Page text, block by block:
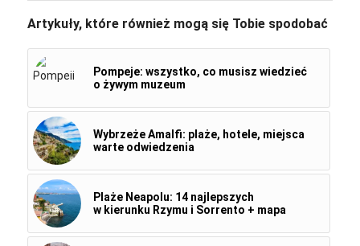
Artykuły, które również mogą się Tobie spodobać
Pompeje: wszystko, co musisz wiedzieć
o żywym muzeum
Wybrzeże Amalfi: plaże, hotele, miejsca
warte odwiedzenia
Plaże Neapolu: 14 najlepszych
w kierunku Rzymu i Sorrento + mapa